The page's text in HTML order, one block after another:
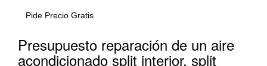
Pide Precio Gratis
Presupuesto reparación de un aire
acondicionado split interior, split